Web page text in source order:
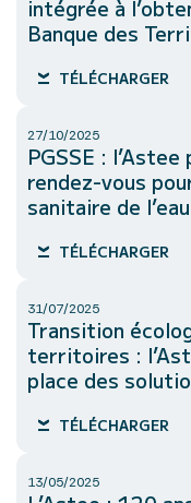
intégrée à
Banque des
TÉLÉCHARGER
27/10/2025
PGSSE :
rendez-vous
sanitaire de l’eau
TÉLÉCHARGER
31/07/2025
Transition
territoires :
place des
TÉLÉCHARGER
13/05/2025